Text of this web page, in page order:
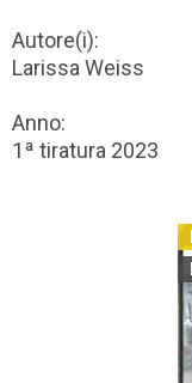
Autore(i):
Larissa Weiss
Anno:
1ª tiratura 2023